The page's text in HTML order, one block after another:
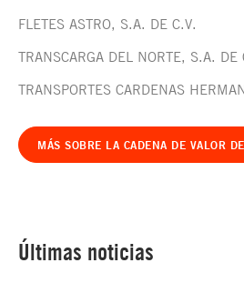
FLETES ASTRO, S.A. DE C.V.
TRANSCARGA DEL NORTE, S.A. DE
TRANSPORTES CARDENAS
MÁS SOBRE LA CADENA DE VALOR
Últimas noticias